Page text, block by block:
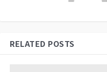
RELATED POSTS